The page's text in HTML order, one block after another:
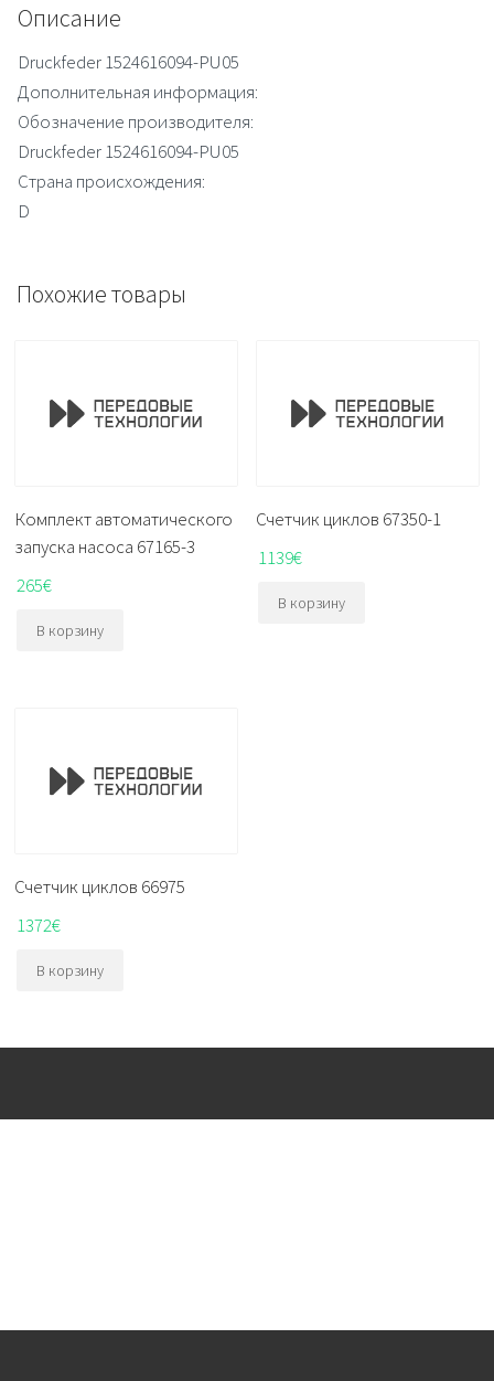
Описание
Druckfeder 1524616094-PU05
Дополнительная информация:
Обозначение производителя:
Druckfeder 1524616094-PU05
Страна происхождения:
D
Похожие товары
Комплект автоматического
запуска насоса 67165-3
265€
В корзину
Счетчик циклов 67350-1
1139€
В корзину
Счетчик циклов 66975
1372€
В корзину